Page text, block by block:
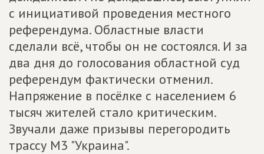
с инициативой проведения местного
референдума. Областные власти
сделали всё, чтобы он не состоялся. И за
два дня до голосования областной суд
референдум фактически отменил.
Напряжение в посёлке с населением 6
тысяч жителей стало критическим.
Звучали даже призывы перегородить
трассу М3 "Украина".